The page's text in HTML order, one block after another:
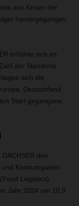
aus Krisen der
hervorgegangen.
erhöhte sich im
der Standorte
sich die
Deutschland
Start gegangene
den
Konsumgütern
Logistics)
Jahr 2024 um 10,9